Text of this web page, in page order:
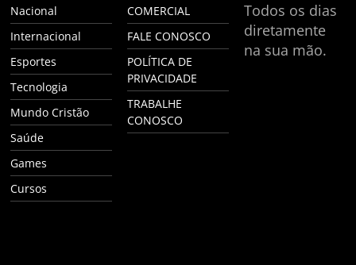
Nacional
Internacional
Esportes
Tecnologia
Mundo Cristão
Saúde
Games
Cursos
COMERCIAL
FALE CONOSCO
POLÍTICA DE
PRIVACIDADE
TRABALHE
CONOSCO
Todos os dias
diretamente
na sua mão.